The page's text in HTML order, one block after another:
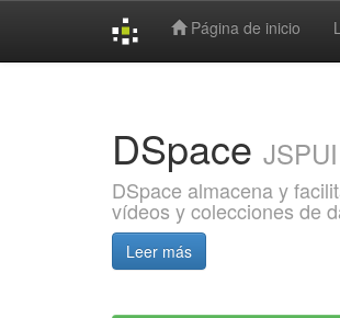
Página de inicio
DSpace JSPUI
DSpace almacena y
vídeos y colecciones de
Leer más